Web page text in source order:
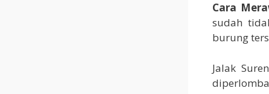
Cara
sudah
burung
Jalak